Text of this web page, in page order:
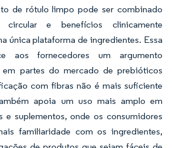
de rótulo limpo pode ser combinado
circular e benefícios clinicamente
única plataforma de ingredientes. Essa
aos fornecedores um argumento
partes do mercado de prebióticos
com fibras não é mais suficiente
apoia um uso mais amplo em
e suplementos, onde os consumidores
familiaridade com os ingredientes,